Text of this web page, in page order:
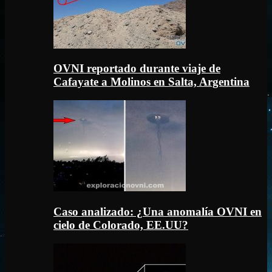
OVNI reportado durante viaje de
Cafayate a Molinos en Salta, Argentina
Caso analizado: ¿Una anomalía OVNI en
cielo de Colorado, EE.UU?